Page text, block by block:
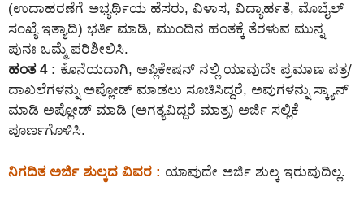
(ಉದಾಹರಣೆಗೆ ಅಭ್ಯರ್ಥಿಯ ಹೆಸರು, ವಿಳಾಸ, ವಿದ್ಯಾರ್ಹತೆ, ಮೊಬೈಲ್
ಸಂಖ್ಯೆ ಇತ್ಯಾದಿ) ಭರ್ತಿ ಮಾಡಿ, ಮುಂದಿನ ಹಂತಕ್ಕೆ ತೆರಳುವ ಮುನ್ನ
ಪುನಃ ಒಮ್ಮೆ ಪರಿಶೀಲಿಸಿ.
ಹಂತ 4 : ಕೊನೆಯದಾಗಿ, ಅಪ್ಲಿಕೇಷನ್ ನಲ್ಲಿ ಯಾವುದೇ ಪ್ರಮಾಣ ಪತ್ರ/
ದಾಖಲೆಗಳನ್ನು ಅಪ್ಲೋಡ್ ಮಾಡಲು ಸೂಚಿಸಿದ್ದರೆ, ಅವುಗಳನ್ನು ಸ್ಕ್ಯಾನ್
ಮಾಡಿ ಅಪ್ಲೋಡ್ ಮಾಡಿ (ಅಗತ್ಯವಿದ್ದರೆ ಮಾತ್ರ) ಅರ್ಜಿ ಸಲ್ಲಿಕೆ
ಪೂರ್ಣಗೊಳಿಸಿ.
ನಿಗದಿತ ಅರ್ಜಿ ಶುಲ್ಕದ ವಿವರ : ಯಾವುದೇ ಅರ್ಜಿ ಶುಲ್ಕ ಇರುವುದಿಲ್ಲ.